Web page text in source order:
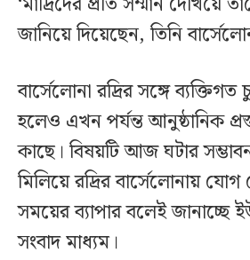
জানিয়ে দিয়েছেন, তিনি
বার্সেলোনা রদ্রির সঙ্গে
হলেও এখন পর্যন্ত আনুষ্ঠানিক
কাছে। বিষয়টি আজ ঘটার
মিলিয়ে রদ্রির বার্সেলোনায়
সময়ের ব্যাপার বলেই জানাচ্ছে
সংবাদ মাধ্যম।